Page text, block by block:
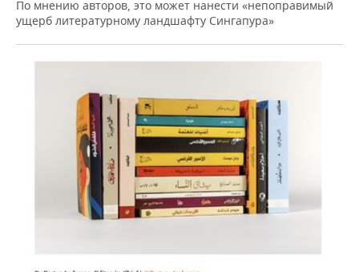
По мнению авторов, это может нанести «непоправимый
ущерб литературному ландшафту Сингапура»